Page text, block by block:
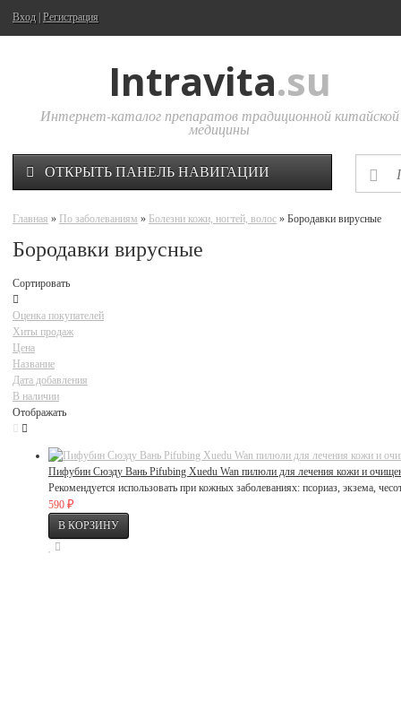
Вход Регистрация
Intravita.su
Интернет-каталог препаратов традиционной китайской
медицины
ОТКРЫТЬ ПАНЕЛЬ НАВИГАЦИИ
Главная » По заболеваниям » Болезни кожи, ногтей, волос » Бородавки вирусные
Бородавки вирусные
Сортировать
Оценка покупателей
Хиты продаж
Цена
Название
Дата добавления
В наличии
Отображать
Пифубин Сюэду Вань Pifubing Xuedu Wan пилюли для лечения кожи и
Рекомендуется использовать при кожных заболеваниях: псориаз, экзема,
590 ₽